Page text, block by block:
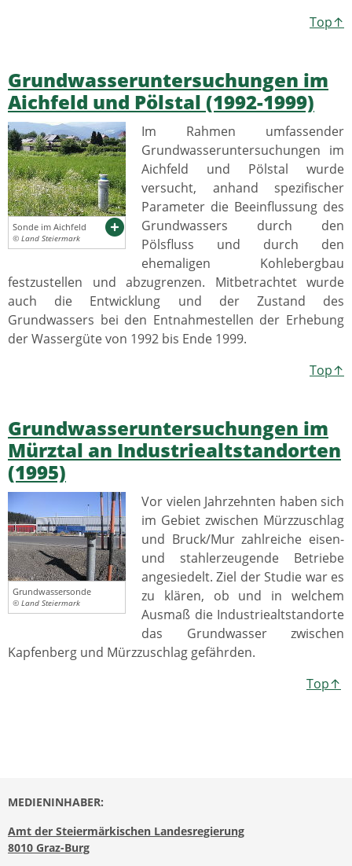
Top↑
Grundwasseruntersuchungen im
Aichfeld und Pölstal (1992-1999)
Sonde im Aichfeld
© Land Steiermark
Im Rahmen umfassender
Grundwasseruntersuchungen im
Aichfeld und Pölstal wurde
versucht, anhand spezifischer
Parameter die Beeinflussung des
Grundwassers durch den
Pölsfluss und durch den
ehemaligen Kohlebergbau
festzustellen und abzugrenzen. Mitbetrachtet wurde
auch die Entwicklung und der Zustand des
Grundwassers bei den Entnahmestellen der Erhebung
der Wassergüte von 1992 bis Ende 1999.
Top↑
Grundwasseruntersuchungen im
Mürztal an Industriealtstandorten
(1995)
Grundwassersonde
© Land Steiermark
Vor vielen Jahrzehnten haben sich
im Gebiet zwischen Mürzzuschlag
und Bruck/Mur zahlreiche eisen-
und stahlerzeugende Betriebe
angesiedelt. Ziel der Studie war es
zu klären, ob und in welchem
Ausmaß die Industriealtstandorte
das Grundwasser zwischen
Kapfenberg und Mürzzuschlag gefährden.
Top↑
MEDIENINHABER:
Amt der Steiermärkischen Landesregierung
8010 Graz-Burg